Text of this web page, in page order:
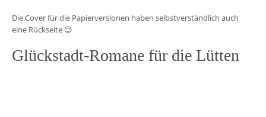
Die Cover für die Papierversionen haben selbstverständlich auch
eine Rückseite 😉
Glückstadt-Romane für die Lütten